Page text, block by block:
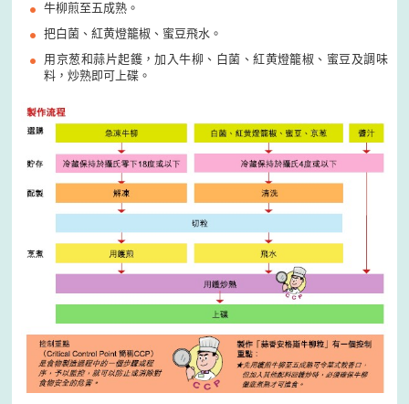
牛柳煎至五成熟。
把白菌、紅黄燈籠椒、蜜豆飛水。
用京葱和蒜片起鑊，加入牛柳、白菌、紅黄燈籠椒、蜜豆及調味
料，炒熟即可上碟。